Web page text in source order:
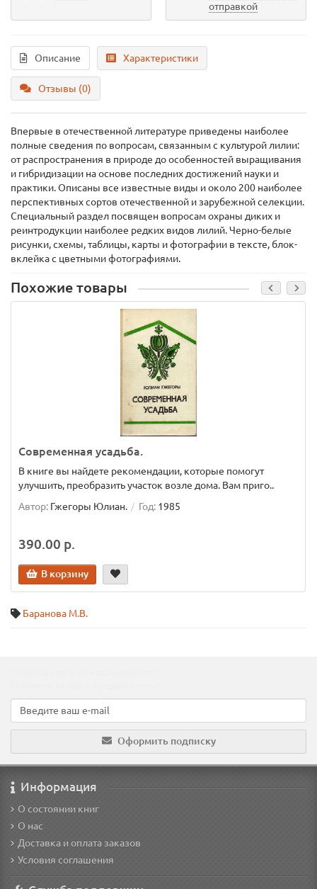
отправкой
Описание Характеристики
Отзывы (0)
Впервые в отечественной литературе приведены наиболее
полные сведения по вопросам, связанным с культурой лилии:
от распространения в природе до особенностей выращивания
и гибридизации на основе последних достижений науки и
практики. Описаны все известные виды и около 200 наиболее
перспективных сортов отечественной и зарубежной селекции.
Специальный раздел посвящен вопросам охраны диких и
реинтродукции наиболее редких видов лилий. Черно-белые
рисунки, схемы, таблицы, карты и фотографии в тексте, блок-
вклейка с цветными фотографиями.
Похожие товары
Современная усадьба.
В книге вы найдете рекомендации, которые помогут
улучшить, преобразить участок возле дома. Вам приго..
Автор: Гжегоры Юлиан. Год: 1985
390.00 р.
В корзину
Баранова М.В.
Оформить подписку
Информация
О состоянии книг
О нас
Доставка и оплата заказов
Условия соглашения